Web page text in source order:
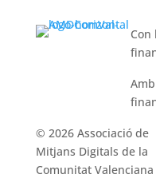
Con
© 2026 Associació de
Mitjans Digitals de la
Comunitat Valenciana